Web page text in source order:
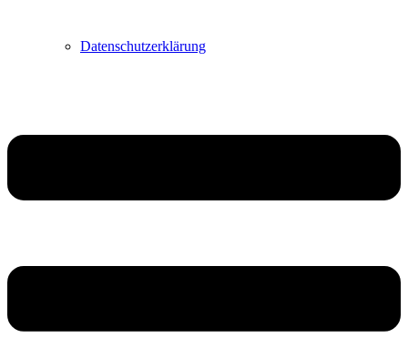
Datenschutzerklärung